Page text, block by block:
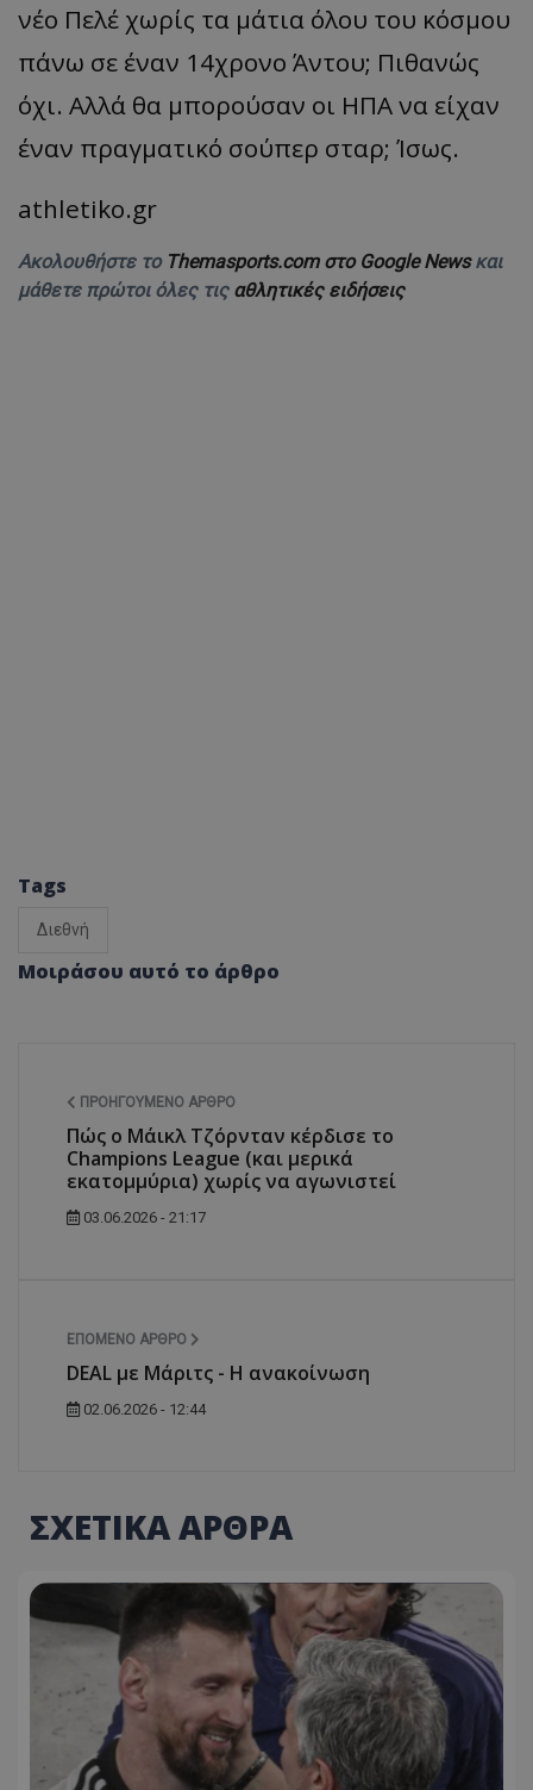
νέο Πελέ χωρίς τα μάτια όλου του κόσμου
πάνω σε έναν 14χρονο Άντου; Πιθανώς
όχι. Αλλά θα μπορούσαν οι ΗΠΑ να είχαν
έναν πραγματικό σούπερ σταρ; Ίσως.
athletiko.gr
Ακολουθήστε το Themasports.com στο Google Newsκαι
μάθετε πρώτοι όλες τις αθλητικές ειδήσεις
Tags
Διεθνή
Μοιράσου αυτό το άρθρο
ΠΡΟΗΓΟΎΜΕΝΟ ΆΡΘΡΟ
Πώς ο Μάικλ Τζόρνταν κέρδισε το
Champions League (και μερικά
εκατομμύρια) χωρίς να αγωνιστεί
03.06.2026 - 21:17
ΕΠΌΜΕΝΟ ΆΡΘΡΟ
DEAL με Μάριτς - Η ανακοίνωση
02.06.2026 - 12:44
ΣΧΕΤΙΚΑ ΑΡΘΡΑ